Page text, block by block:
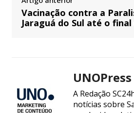
Vacinação contra a
Jaraguá do Sul até o
UNOPress
A Redação
notícias sobre